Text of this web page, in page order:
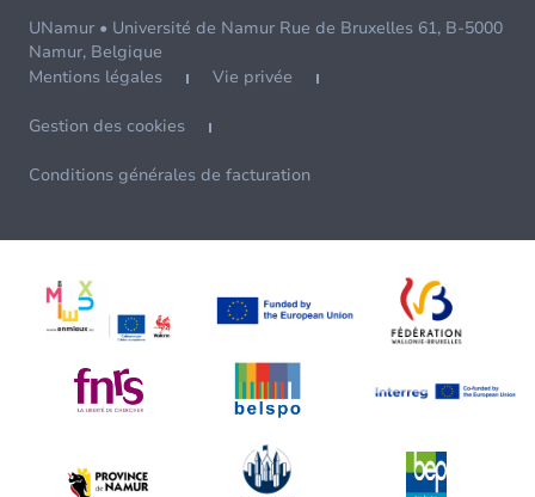
UNamur • Université de Namur Rue de Bruxelles 61, B-5000
Namur, Belgique
Mentions légales
Vie privée
Gestion des cookies
Conditions générales de facturation